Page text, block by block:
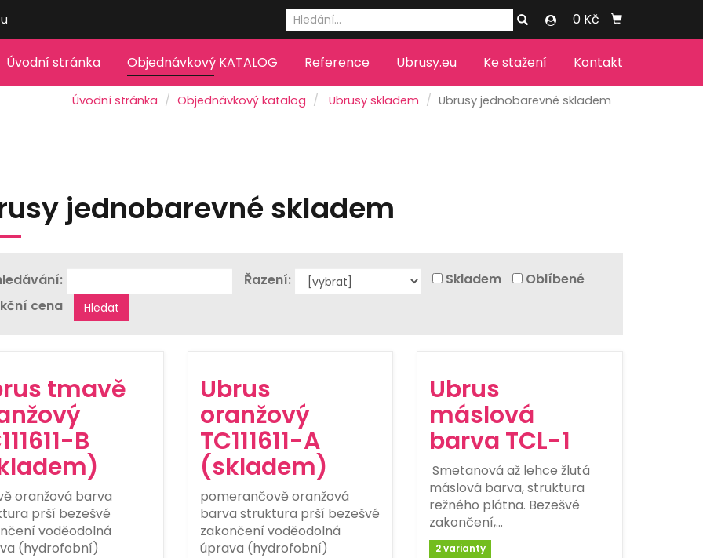
0 Kč
Úvodní stránka Objednávkový KATALOG Reference Ubrusy.eu Ke stažení Kontakt
Úvodní stránka Objednávkový katalog Ubrusy skladem Ubrusy jednobarevné skladem
jednobarevné skladem
Řazení: Skladem
Oblíbené
cena
Hledat
tmavě
B
oranžová barva
prší bezešvé
voděodolná
(hydrofobní)
Ubrus
oranžový
TC111611-A
(skladem)
pomerančově oranžová
barva struktura prší bezešvé
zakončení voděodolná
úprava (hydrofobní)
Ubrus
máslová
barva TCL-1
Smetanová až lehce žlutá
máslová barva, struktura
režného plátna. Bezešvé
zakončení,…
2 varianty